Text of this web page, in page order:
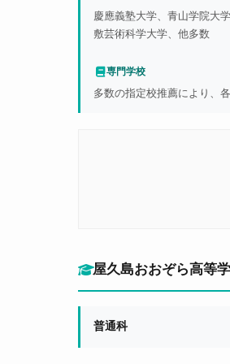
慶應義塾大学、青山学院大
敷芸術科学大学、他多数
専門学校
多数の指定校推薦により、
屋久島おおぞら高等
普通科